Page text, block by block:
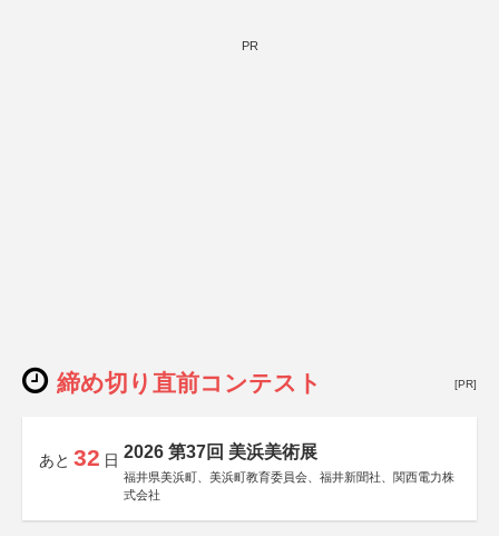
PR
締め切り直前コンテスト [PR]
あと 32 日 2026 第37回 美浜美術展
福井県美浜町、美浜町教育委員会、福井新聞社、関西電力株
式会社